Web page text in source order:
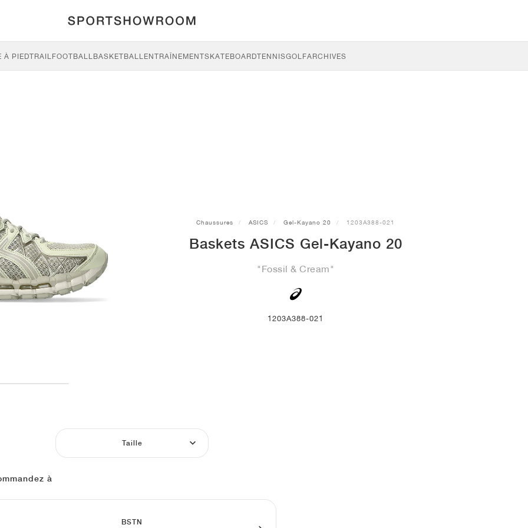
À PIEDTRAILFOOTBALLBASKETBALLENTRAÎNEMENTSKATEBOARDTENNISGOLFARCHIVES
Chaussures ASICS Gel-Kayano 20 1203A388-021
Baskets ASICS Gel-Kayano 20
"Fossil & Cream"
1203A388-021
Taille
à
BSTN